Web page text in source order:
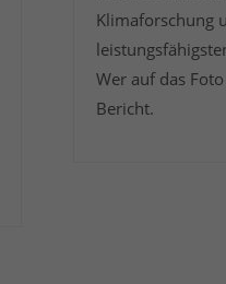
Klimaforschung
Wer auf das
Bericht.